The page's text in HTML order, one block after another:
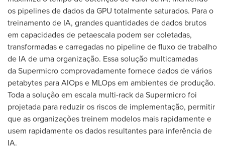
os pipelines de dados da GPU totalmente saturados. Para o
treinamento de IA, grandes quantidades de dados brutos
em capacidades de petaescala podem ser coletadas,
transformadas e carregadas no pipeline de fluxo de trabalho
de IA de uma organização. Essa solução multicamadas
da Supermicro comprovadamente fornece dados de vários
petabytes para AIOps e MLOps em ambientes de produção.
Toda a solução em escala multi-rack da Supermicro foi
projetada para reduzir os riscos de implementação, permitir
que as organizações treinem modelos mais rapidamente e
usem rapidamente os dados resultantes para inferência de
IA.